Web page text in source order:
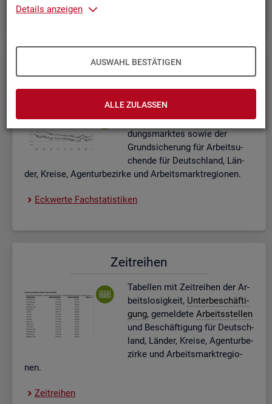
Details anzeigen
AUSWAHL BESTÄTIGEN
ALLE ZULASSEN
Eck­wer­te Ar­beits­markt
Eck­wer­te Fach­sta­tis­ti­ken
bel­len zu den ak­tu­el­len Eck­
wer­ten des Ar­beits- und Aus­bil­
dungs­mark­tes sowie der
Grund­si­che­rung für Ar­beit­su­
chen­de für Deutsch­land, Län­
der, Krei­se, Agen­tur­be­zir­ke und Ar­beits­markt­re­gio­nen.
Eck­wer­te Fach­sta­tis­ti­ken
Zeit­rei­hen
Ta­bel­len mit Zeit­rei­hen der Ar­
beits­lo­sig­keit, Un­ter­be­schäf­ti­
gung, ge­mel­de­te Ar­beits­stel­len
und Be­schäf­ti­gung für Deutsch­
land, Län­der, Krei­se, Agen­tur­be­
zir­ke und Ar­beits­markt­re­gio­
nen.
Zeit­rei­hen